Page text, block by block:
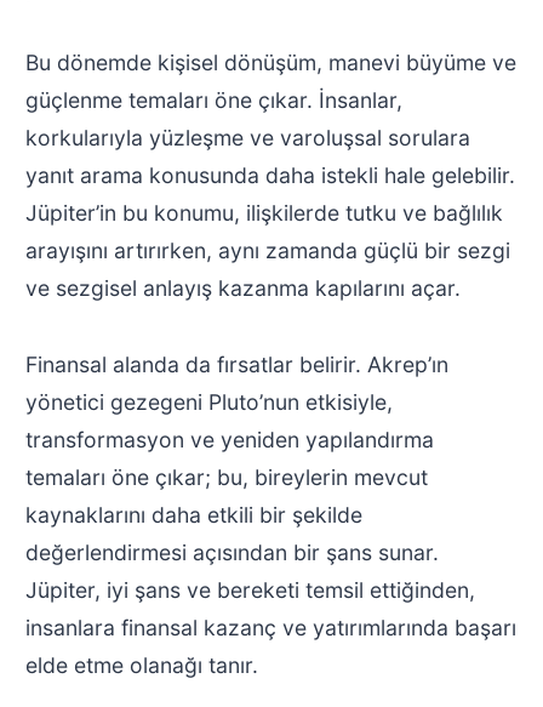
Bu dönemde kişisel dönüşüm, manevi büyüme ve
güçlenme temaları öne çıkar. İnsanlar,
korkularıyla yüzleşme ve varoluşsal sorulara
yanıt arama konusunda daha istekli hale gelebilir.
Jüpiter’in bu konumu, ilişkilerde tutku ve bağlılık
arayışını artırırken, aynı zamanda güçlü bir sezgi
ve sezgisel anlayış kazanma kapılarını açar.
Finansal alanda da fırsatlar belirir. Akrep’ın
yönetici gezegeni Pluto’nun etkisiyle,
transformasyon ve yeniden yapılandırma
temaları öne çıkar; bu, bireylerin mevcut
kaynaklarını daha etkili bir şekilde
değerlendirmesi açısından bir şans sunar.
Jüpiter, iyi şans ve bereketi temsil ettiğinden,
insanlara finansal kazanç ve yatırımlarında başarı
elde etme olanağı tanır.